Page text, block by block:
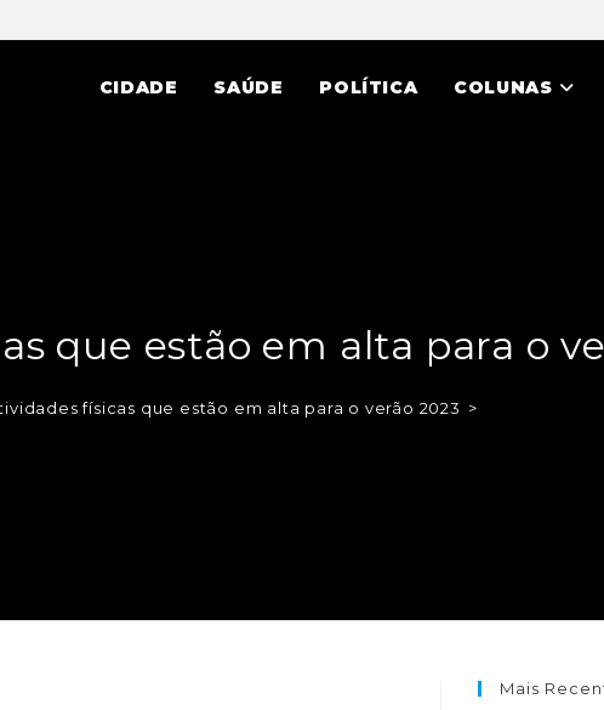
CIDADE SAÚDE POLÍTICA COLUNAS
que estão em alta para o
físicas que estão em alta para o verão 2023 >
Mais